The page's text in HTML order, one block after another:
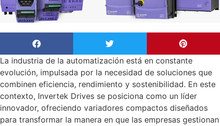
La industria de la automatización está en constante
evolución, impulsada por la necesidad de soluciones que
combinen eficiencia, rendimiento y sostenibilidad. En este
contexto, Invertek Drives se posiciona como un líder
innovador, ofreciendo variadores compactos diseñados
para transformar la manera en que las empresas gestionan